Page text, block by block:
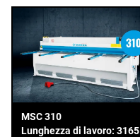
MSC 310
Lunghezza di lavoro: 3165